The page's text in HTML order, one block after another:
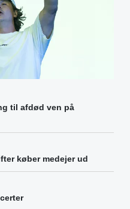
til afdød ven på
køber medejer ud